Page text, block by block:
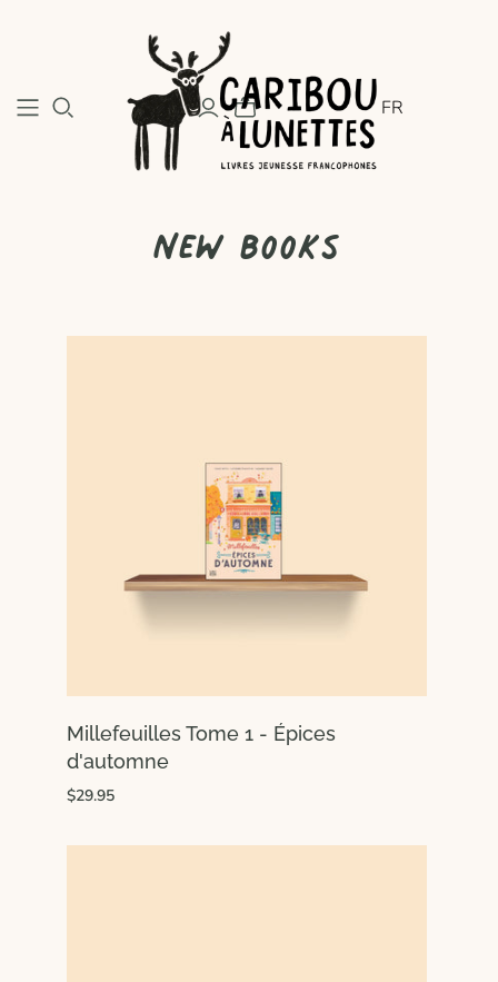
FR
New books
Millefeuilles Tome 1 - Épices
d'automne
$29.95